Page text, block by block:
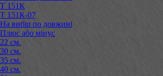
Т 151К
Т 151К-07
На вибір по довжині
Плюс або мінус
22 см.
30 см.
35 см.
40 см.